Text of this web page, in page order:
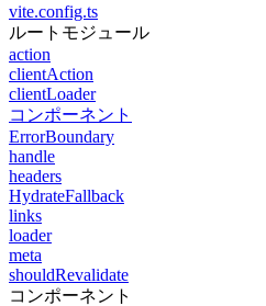
vite.config.ts
ルートモジュール
action
clientAction
clientLoader
コンポーネント
ErrorBoundary
handle
headers
HydrateFallback
links
loader
meta
shouldRevalidate
コンポーネント